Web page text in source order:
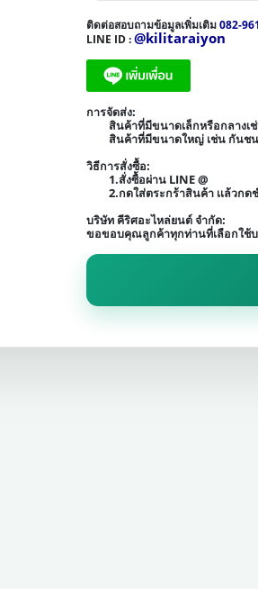
ติดต่อสอบถามข้อมูลเพิ่มเติม082-
LINE ID :@kilitaraiyon
การจัดส่ง:
สินค้าที่มีขนาดเล็กหรือกลางเ
สินค้าที่มีขนาดใหญ่ เช่น กันช
วิธีการสั่งซื้อ:
1.สั่งซื้อผ่าน LINE @
2.กดใส่ตระกร้าสินค้า เเล้วกด
บริษัท คีริศอะไหล่ยนต์ จำกัด:
ขอขอบคุณลูกค้าทุกท่านที่เลือกใช้บ